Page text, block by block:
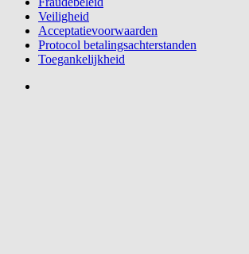
Veiligheid
Acceptatievoorwaarden
Protocol betalingsachterstanden
Toegankelijkheid